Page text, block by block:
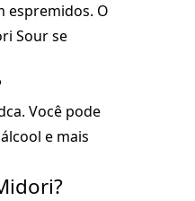
espremidos. O
Sour se
Você pode
e mais